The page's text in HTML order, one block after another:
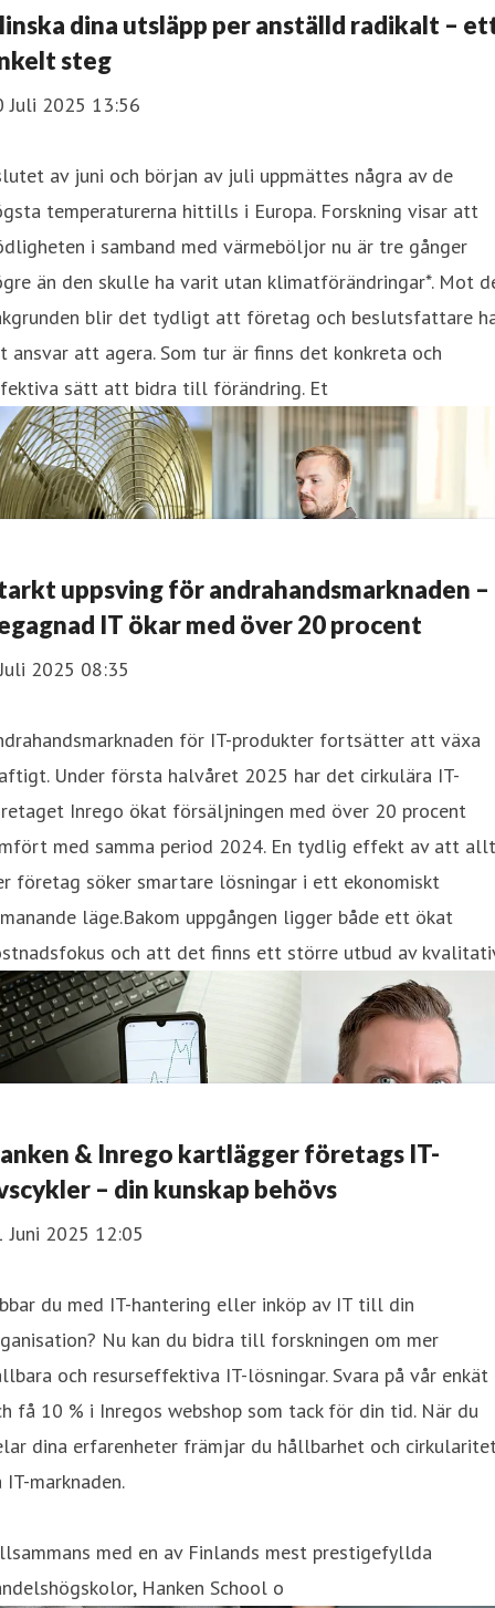
dina utsläpp per anställd radikalt –
steg
Juli 2025 13:56
av juni och början av juli uppmättes några av de
temperaturerna hittills i Europa. Forskning visar att
i samband med värmeböljor nu är tre gånger
än den skulle ha varit utan klimatförändringar*. Mot
blir det tydligt att företag och beslutsfattare
ansvar att agera. Som tur är finns det konkreta och
sätt att bidra till förändring. Et
uppsving för andrahandsmarknaden –
IT ökar med över 20 procent
2025 08:35
för IT-produkter fortsätter att växa
Under första halvåret 2025 har det cirkulära IT-
Inrego ökat försäljningen med över 20 procent
med samma period 2024. En tydlig effekt av att allt
företag söker smartare lösningar i ett ekonomiskt
läge.Bakom uppgången ligger både ett ökat
och att det finns ett större utbud av
& Inrego kartlägger företags IT-
– din kunskap behövs
Juni 2025 12:05
du med IT-hantering eller inköp av IT till din
Nu kan du bidra till forskningen om mer
och resurseffektiva IT-lösningar. Svara på vår enkät
få 10 % i Inregos webshop som tack för din tid. När du
dina erfarenheter främjar du hållbarhet och
IT-marknaden.
med en av Finlands mest prestigefyllda
Hanken School o